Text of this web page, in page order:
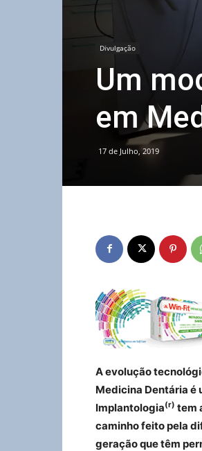
Divulgação
Um
em
17 de Julho, 2019
A evolução
Medicina Dentária é
Implantologia(r) tem
caminho feito pela
geração que têm